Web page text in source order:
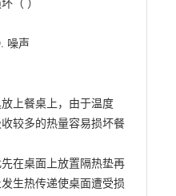
（ ）
噪声
上餐桌上，由于温度
较多的热量容易损坏餐
在桌面上放置隔热垫再
生热传递使桌面遭受损